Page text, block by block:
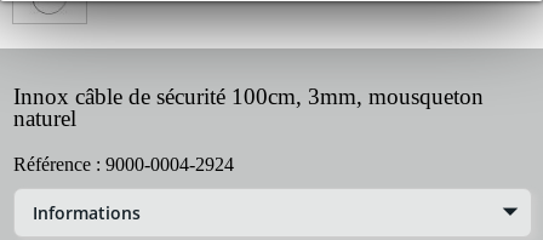
Innox câble de sécurité 100cm, 3mm, mousqueton
naturel
Référence : 9000-0004-2924
Informations